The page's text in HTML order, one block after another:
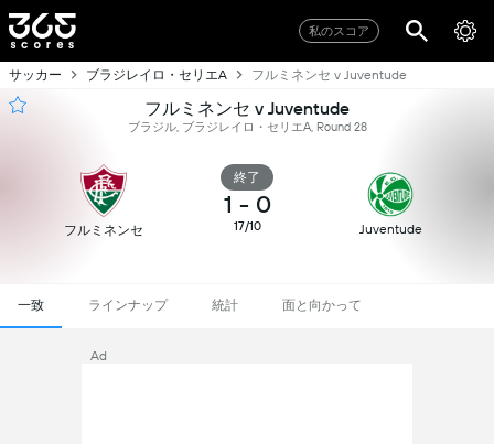
私のスコア
サッカー ブラジレイロ・セリエA フルミネンセ v Juventude
フルミネンセ v Juventude
ブラジル, ブラジレイロ・セリエA, Round 28
フルミネンセ
終了
1 - 0
17/10 Juventude
一致 ラインナップ 統計 面と向かって
Ad